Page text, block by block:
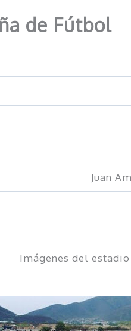
de Fútbol
Juan
Imágenes del